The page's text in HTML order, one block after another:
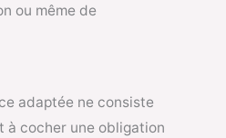
ou même de
adaptée ne consiste
à cocher une obligation